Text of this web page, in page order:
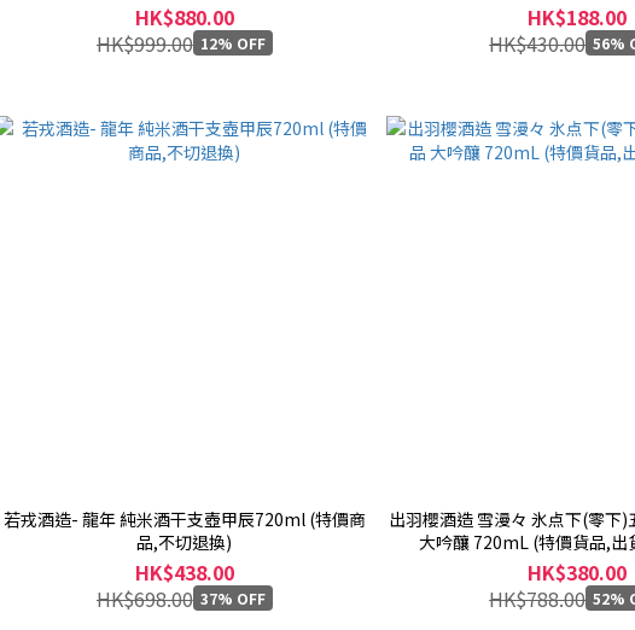
HK$880.00
HK$999.00 12% OFF
HK$188.00
HK$430.00 56%
若戎酒造- 龍年 純米酒干支壺甲辰720ml (特價商
品,不切退換)
HK$438.00
HK$698.00 37% OFF
出羽櫻酒造 雪漫々 氷点下(零下)
大吟釀 720mL (特價貨品,出
HK$380.00
HK$788.00 52%